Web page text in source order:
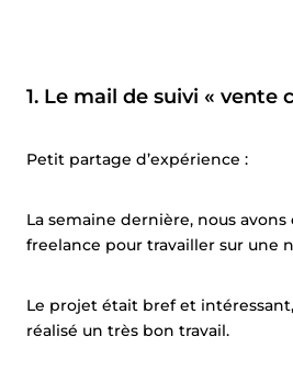
1. Le mail de suivi « vente
Petit partage d’expérience :
La semaine dernière, nous
freelance pour travailler sur une
Le projet était bref et
réalisé un très bon travail.